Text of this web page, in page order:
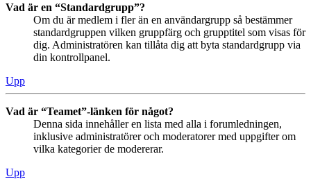
Vad är en “Standardgrupp”?
Om du är medlem i fler än en användargrupp så bestämmer
standardgruppen vilken gruppfärg och grupptitel som visas för
dig. Administratören kan tillåta dig att byta standardgrupp via
din kontrollpanel.
Upp
Vad är “Teamet”-länken för något?
Denna sida innehåller en lista med alla i forumledningen,
inklusive administratörer och moderatorer med uppgifter om
vilka kategorier de modererar.
Upp